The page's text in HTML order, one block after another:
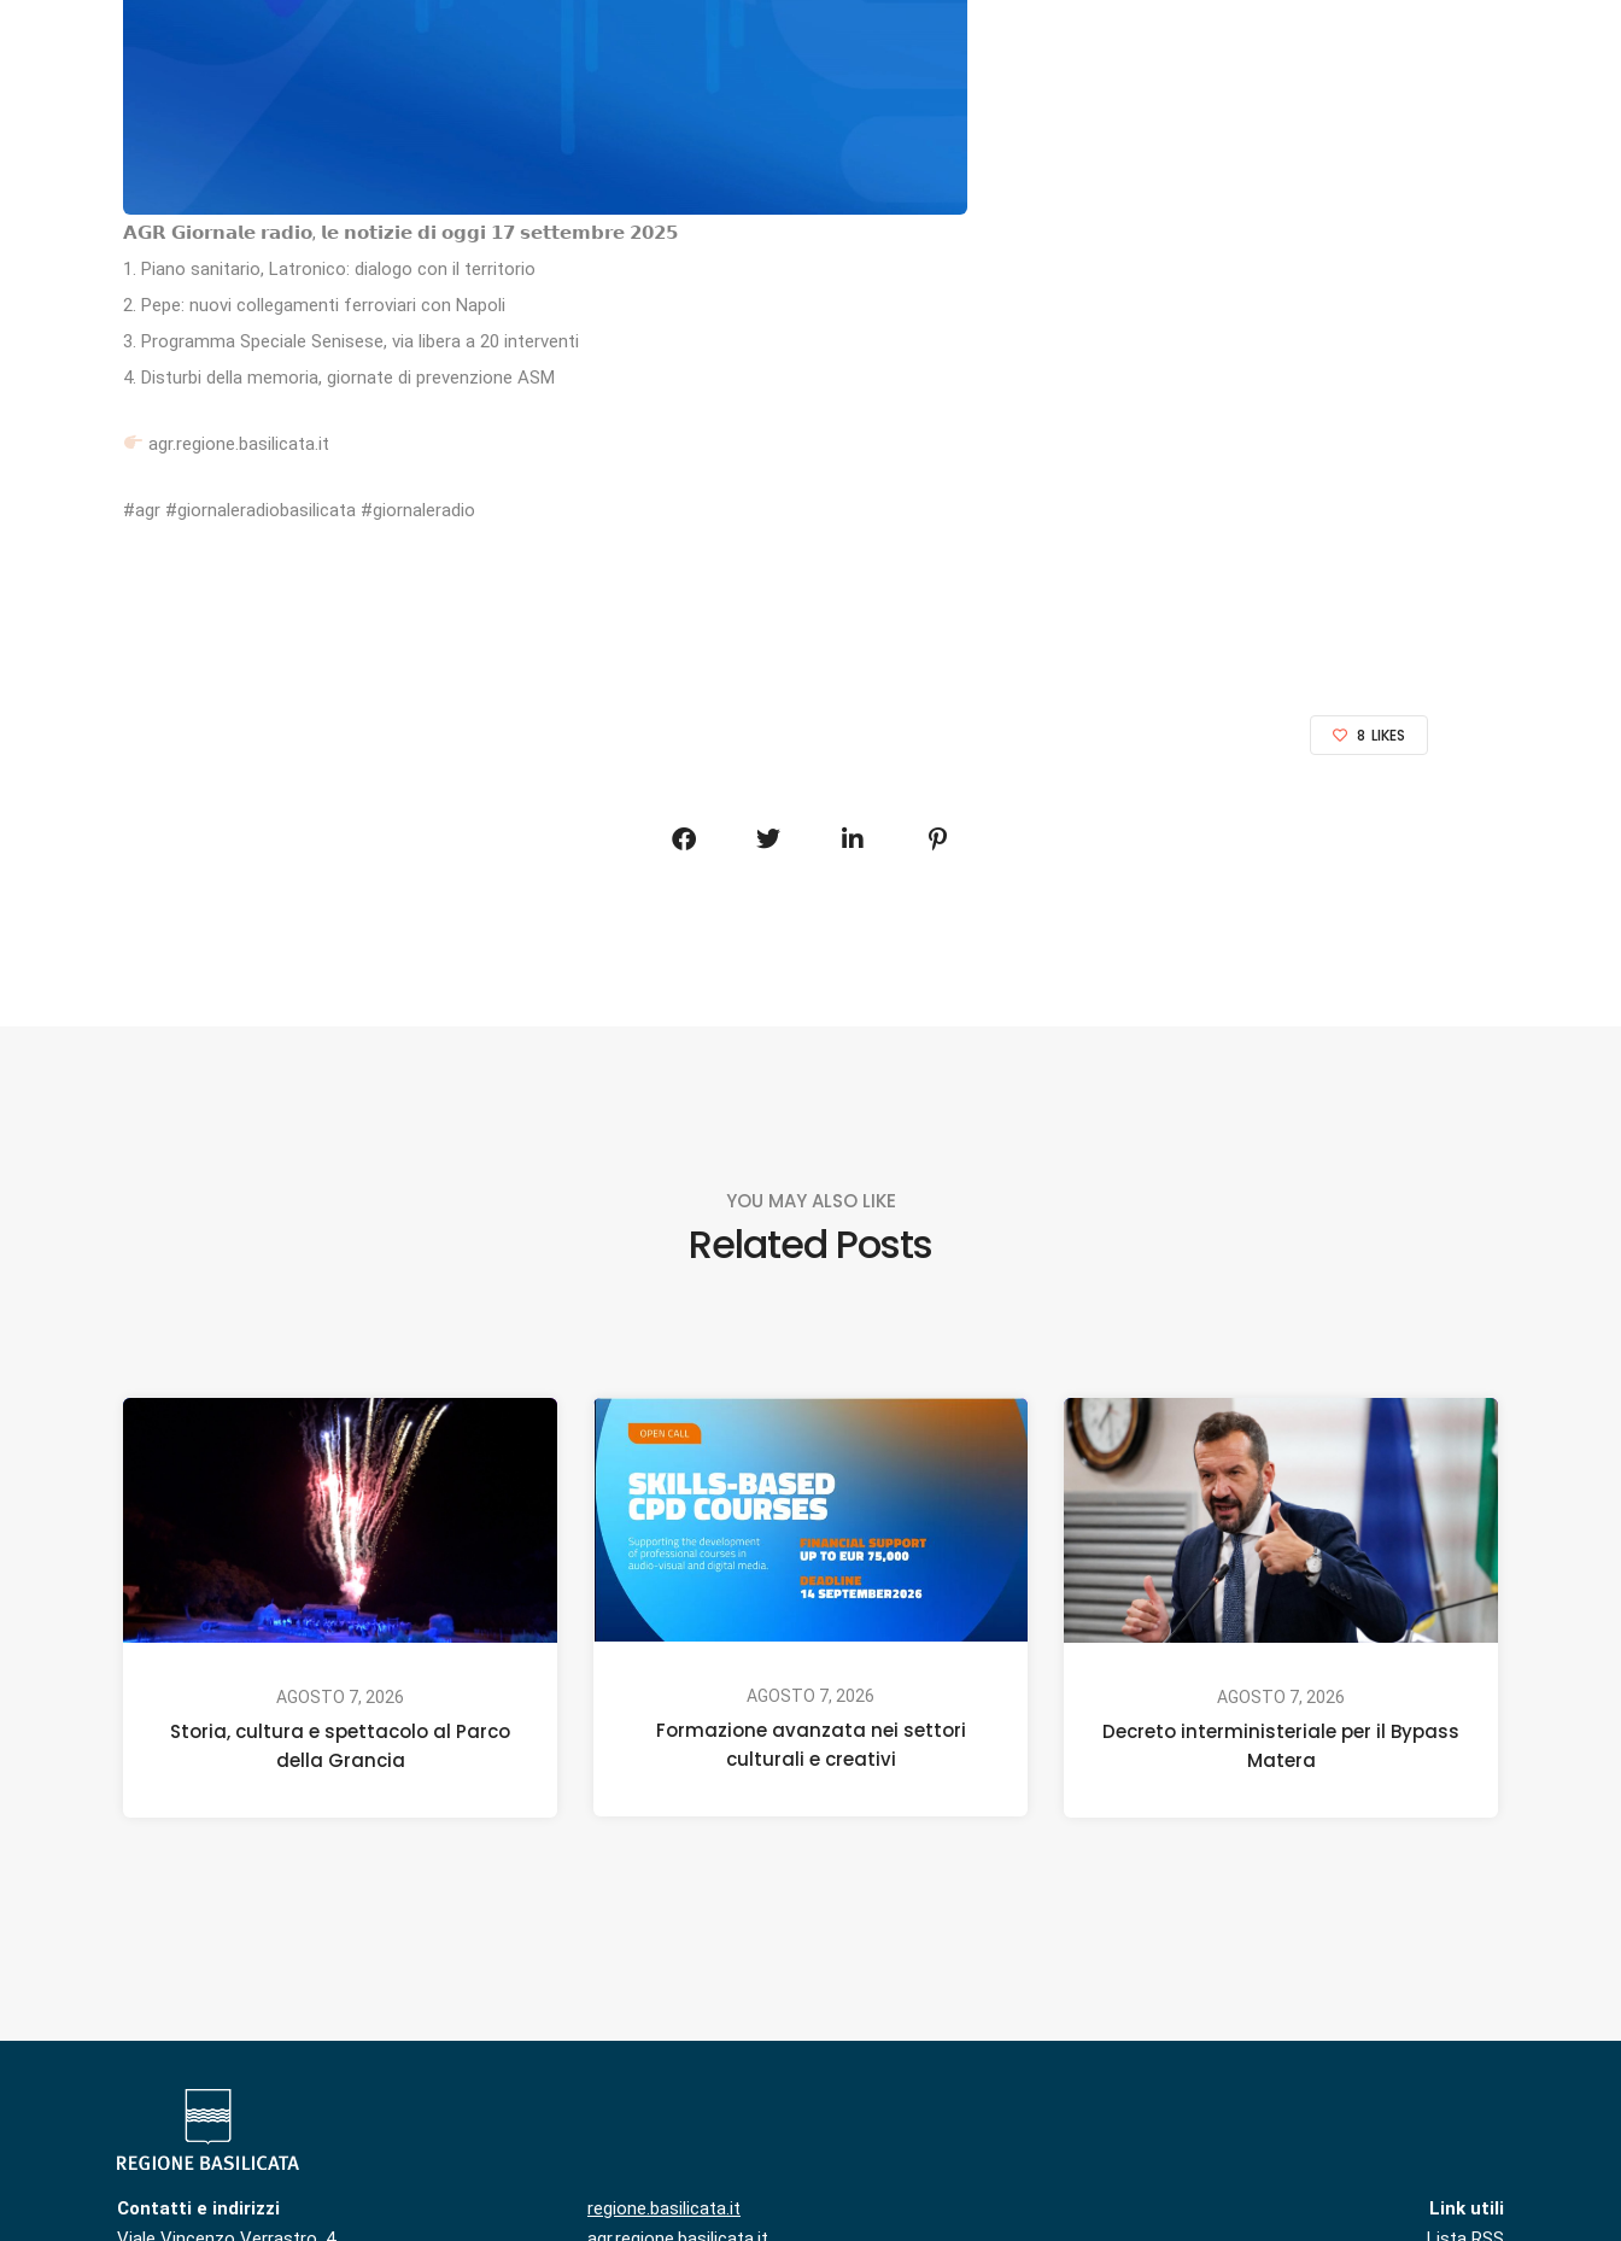
𝗔𝗚𝗥 𝗚𝗶𝗼𝗿𝗻𝗮𝗹𝗲 𝗿𝗮𝗱𝗶𝗼, 𝗹𝗲 𝗻𝗼𝘁𝗶𝘇𝗶𝗲 𝗱𝗶 𝗼𝗴𝗴𝗶 𝟭𝟳 𝘀𝗲𝘁𝘁𝗲𝗺𝗯𝗿𝗲 𝟮𝟬𝟮𝟱
1. Piano sanitario, Latronico: dialogo con il territorio
2. Pepe: nuovi collegamenti ferroviari con Napoli
3. Programma Speciale Senisese, via libera a 20 interventi
4. Disturbi della memoria, giornate di prevenzione ASM
agr.regione.basilicata.it
#agr #giornaleradiobasilicata #giornaleradio
8 LIKES
YOU MAY ALSO LIKE
Related Posts
AGOSTO 7, 2026
Storia, cultura e spettacolo al Parco
della Grancia
AGOSTO 7, 2026
Formazione avanzata nei settori
culturali e creativi
AGOSTO 7, 2026
Decreto interministeriale per il Bypass
Matera
Contatti e indirizzi
regione.basilicata.it
Link utili